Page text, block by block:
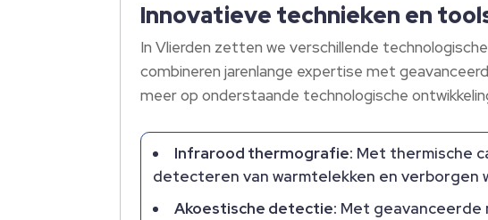
Innovatieve technieken en
In Vlierden zetten we verschillende
combineren jarenlange expertise met
meer op onderstaande technologische
Infrarood thermografie: Met thermische
detecteren van warmtelekken en verborgen
Akoestische detectie: Met geavanceerde